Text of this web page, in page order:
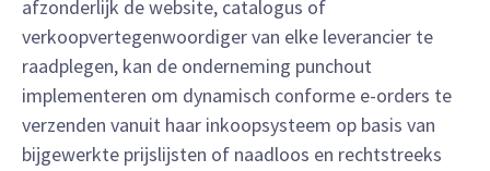
afzonderlijk de website, catalogus of
verkoopvertegenwoordiger van elke leverancier te
raadplegen, kan de onderneming punchout
implementeren om dynamisch conforme e-orders te
verzenden vanuit haar inkoopsysteem op basis van
bijgewerkte prijslijsten of naadloos en rechtstreeks